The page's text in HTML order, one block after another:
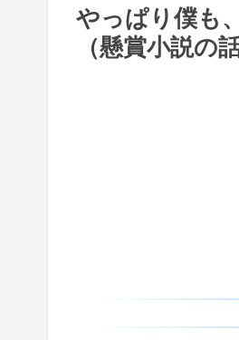
やっぱり僕も
（懸賞小説の